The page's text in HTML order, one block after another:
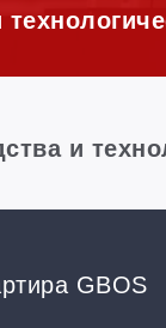
и
GBOS